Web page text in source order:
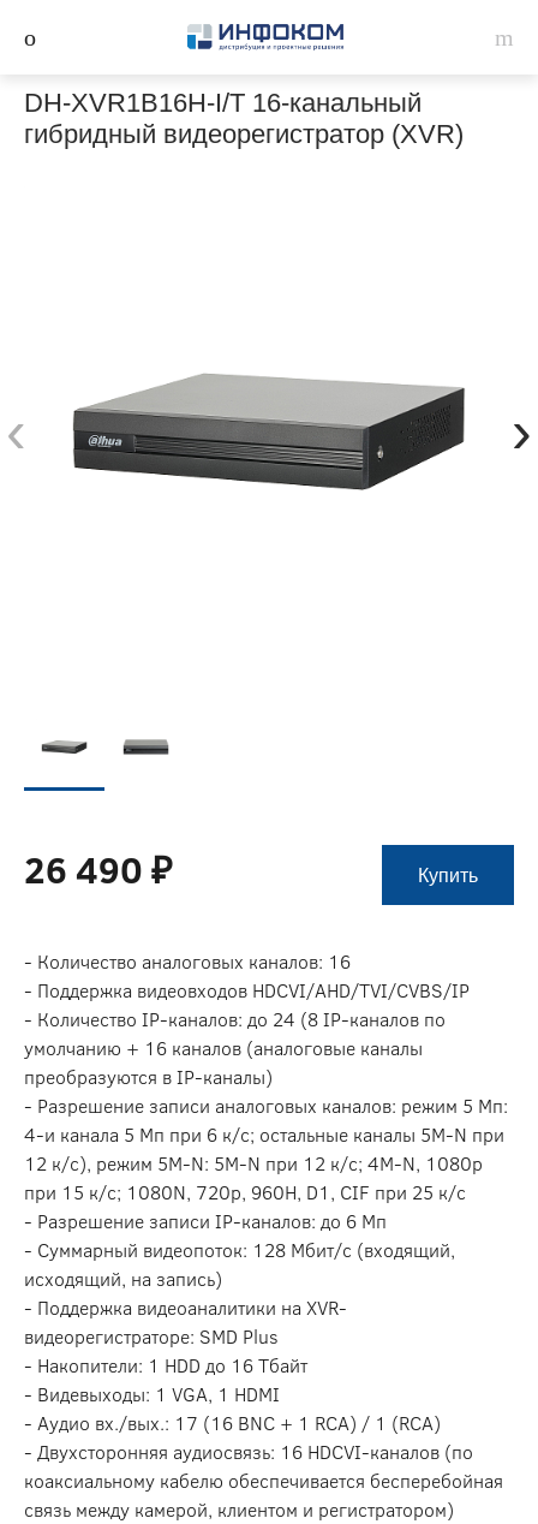
DH-XVR1B16H-I/T 16-канальный
гибридный видеорегистратор (XVR)
‹ ›
26 490 ₽ Купить
- Количество аналоговых каналов: 16
- Поддержка видеовходов HDCVI/AHD/TVI/CVBS/IP
- Количество IP-каналов: до 24 (8 IP-каналов по
умолчанию + 16 каналов (аналоговые каналы
преобразуются в IP-каналы)
- Разрешение записи аналоговых каналов: режим 5 Мп:
4-и канала 5 Мп при 6 к/с; остальные каналы 5M-N при
12 к/с), режим 5M-N: 5M-N при 12 к/с; 4M-N, 1080p
при 15 к/с; 1080N, 720p, 960H, D1, CIF при 25 к/с
- Разрешение записи IP-каналов: до 6 Мп
- Суммарный видеопоток: 128 Мбит/с (входящий,
исходящий, на запись)
- Поддержка видеоаналитики на XVR-
видеорегистраторе: SMD Plus
- Накопители: 1 HDD до 16 Тбайт
- Видевыходы: 1 VGA, 1 HDMI
- Аудио вх./вых.: 17 (16 BNC + 1 RCA) / 1 (RCA)
- Двухсторонняя аудиосвязь: 16 HDCVI-каналов (по
коаксиальному кабелю обеспечивается бесперебойная
связь между камерой, клиентом и регистратором)